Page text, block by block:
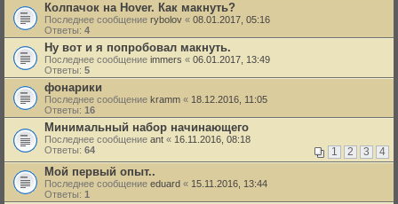
Колпачок на Hover. Как макнуть?
Последнее сообщение rybolov « 08.01.2017, 05:16
Ответы: 4
Ну вот и я попробовал макнуть.
Последнее сообщение immers « 06.01.2017, 13:49
Ответы: 5
фонарики
Последнее сообщение kramm « 18.12.2016, 11:05
Ответы: 16
Минимальный набор начинающего
Последнее сообщение ant « 16.11.2016, 08:18
Ответы: 64 1 2 3 4
Мой первый опыт..
Последнее сообщение eduard « 15.11.2016, 13:44
Ответы: 1